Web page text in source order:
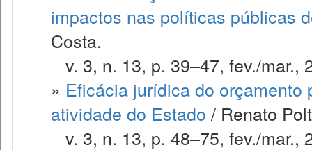
impactos nas políticas públicas
Costa.
v. 3, n. 13, p. 39–47, fev./mar.,
» Eficácia jurídica do
atividade do Estado / Renato
v. 3, n. 13, p. 48–75, fev./mar.,